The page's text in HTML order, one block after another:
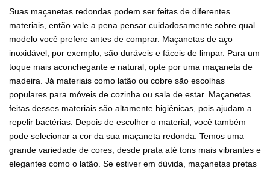
Suas maçanetas redondas podem ser feitas de diferentes
materiais, então vale a pena pensar cuidadosamente sobre qual
modelo você prefere antes de comprar. Maçanetas de aço
inoxidável, por exemplo, são duráveis e fáceis de limpar. Para um
toque mais aconchegante e natural, opte por uma maçaneta de
madeira. Já materiais como latão ou cobre são escolhas
populares para móveis de cozinha ou sala de estar. Maçanetas
feitas desses materiais são altamente higiênicas, pois ajudam a
repelir bactérias. Depois de escolher o material, você também
pode selecionar a cor da sua maçaneta redonda. Temos uma
grande variedade de cores, desde prata até tons mais vibrantes e
elegantes como o latão. Se estiver em dúvida, maçanetas pretas